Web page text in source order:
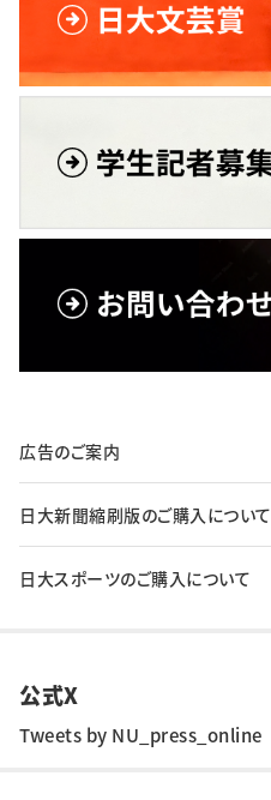
広告のご案内
日大新聞縮刷版のご購入について
日大スポーツのご購入について
公式X
Tweets by NU_press_online